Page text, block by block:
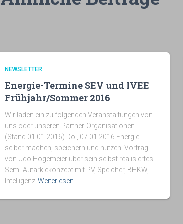
NEWSLETTER
Energie-Termine SEV und IVEE
Frühjahr/Sommer 2016
Wir laden ein zu folgenden Veranstaltungen von
uns oder unseren Partner-Organisationen
(Stand 01.01.2016) Do., 07.01.2016 Energie
selber machen, speichern und nutzen. Vortrag
von Udo Högemeier über sein selbst realisiertes
Semi-Autarkiekonzept mit PV, Speicher, BHKW,
Intelligenz Weiterlesen